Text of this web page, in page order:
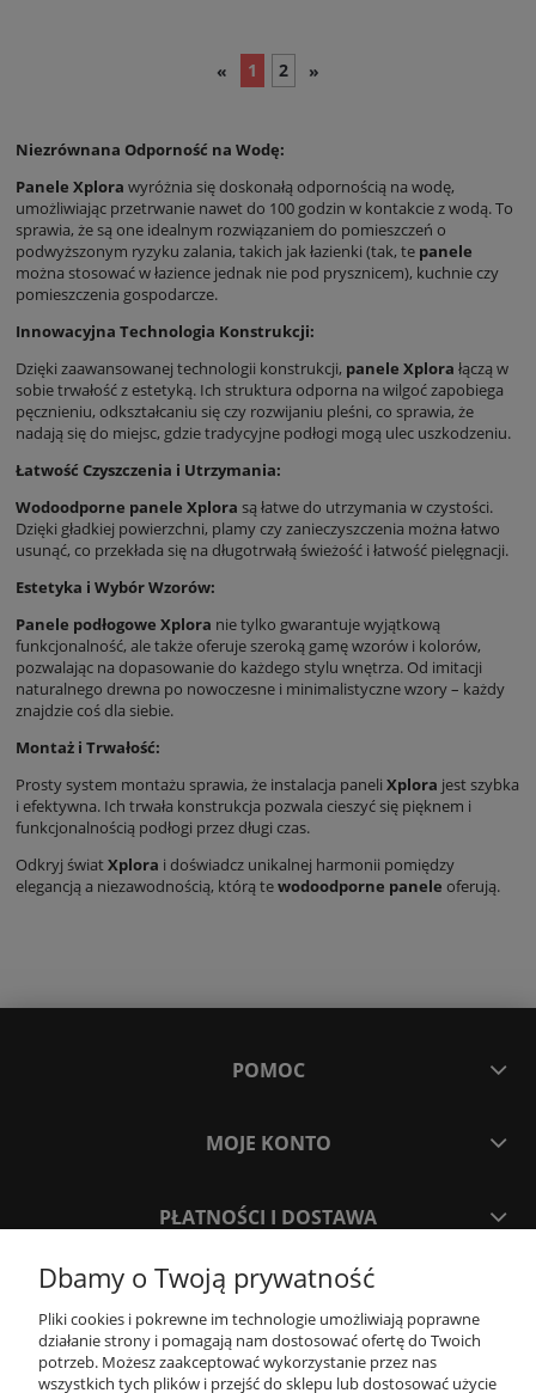
« 1 2 »
Niezrównana Odporność na Wodę:
Panele Xplora wyróżnia się doskonałą odpornością na wodę,
umożliwiając przetrwanie nawet do 100 godzin w kontakcie z wodą. To
sprawia, że są one idealnym rozwiązaniem do pomieszczeń o
podwyższonym ryzyku zalania, takich jak łazienki (tak, te panele
można stosować w łazience jednak nie pod prysznicem), kuchnie czy
pomieszczenia gospodarcze.
Innowacyjna Technologia Konstrukcji:
Dzięki zaawansowanej technologii konstrukcji, panele Xplora łączą w
sobie trwałość z estetyką. Ich struktura odporna na wilgoć zapobiega
pęcznieniu, odkształcaniu się czy rozwijaniu pleśni, co sprawia, że
nadają się do miejsc, gdzie tradycyjne podłogi mogą ulec uszkodzeniu.
Łatwość Czyszczenia i Utrzymania:
Wodoodporne panele Xplora są łatwe do utrzymania w czystości.
Dzięki gładkiej powierzchni, plamy czy zanieczyszczenia można łatwo
usunąć, co przekłada się na długotrwałą świeżość i łatwość pielęgnacji.
Estetyka i Wybór Wzorów:
Panele podłogowe Xplora nie tylko gwarantuje wyjątkową
funkcjonalność, ale także oferuje szeroką gamę wzorów i kolorów,
pozwalając na dopasowanie do każdego stylu wnętrza. Od imitacji
naturalnego drewna po nowoczesne i minimalistyczne wzory – każdy
znajdzie coś dla siebie.
Montaż i Trwałość:
Prosty system montażu sprawia, że instalacja paneli Xplora jest szybka
i efektywna. Ich trwała konstrukcja pozwala cieszyć się pięknem i
funkcjonalnością podłogi przez długi czas.
Odkryj światXplora i doświadcz unikalnej harmonii pomiędzy
elegancją a niezawodnością, którą tewodoodporne panele oferują.
POMOC
MOJE KONTO
PŁATNOŚCI I DOSTAWA
INFORMACJE
O NAS
Dbamy o Twoją prywatność
Pliki cookies i pokrewne im technologie umożliwiają poprawne
działanie strony i pomagają nam dostosować ofertę do Twoich
potrzeb. Możesz zaakceptować wykorzystanie przez nas
wszystkich tych plików i przejść do sklepu lub dostosować użycie